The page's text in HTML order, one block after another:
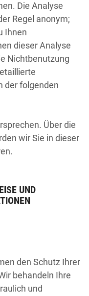
Die Analyse
Regel anonym;
Ihnen
dieser Analyse
Nichtbenutzung
der folgenden
Über die
wir Sie in dieser
UND
den Schutz Ihrer
behandeln Ihre
und